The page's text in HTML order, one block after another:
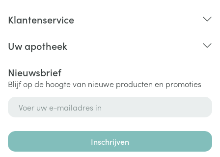
Klantenservice
Uw apotheek
Nieuwsbrief
Blijf op de hoogte van nieuwe producten en promoties
Inschrijven